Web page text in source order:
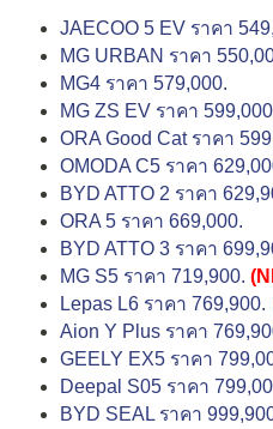
JAECOO 5 EV ราคา
MG URBAN ราคา
MG4 ราคา 579,000.
MG ZS EV ราคา
ORA Good Cat ราคา
OMODA C5 ราคา
BYD ATTO 2 ราคา
ORA 5 ราคา 669,000.
BYD ATTO 3 ราคา
MG S5 ราคา 719,900.
Lepas L6 ราคา 769,900.
Aion Y Plus ราคา
GEELY EX5 ราคา
Deepal S05 ราคา
BYD SEAL ราคา